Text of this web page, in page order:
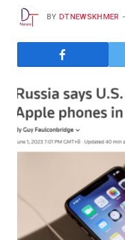
BY DTNEWSKHMER